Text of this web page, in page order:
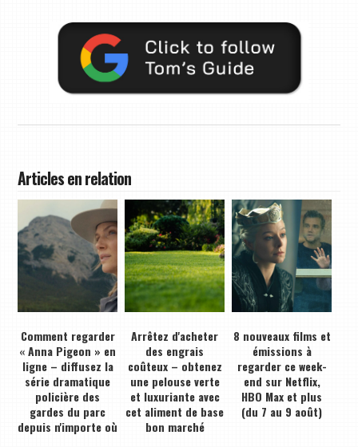
Articles en relation
Comment regarder
« Anna Pigeon » en
ligne – diffusez la
série dramatique
policière des
gardes du parc
depuis n'importe où
Arrêtez d'acheter
des engrais
coûteux – obtenez
une pelouse verte
et luxuriante avec
cet aliment de base
bon marché
8 nouveaux films et
émissions à
regarder ce week-
end sur Netflix,
HBO Max et plus
(du 7 au 9 août)